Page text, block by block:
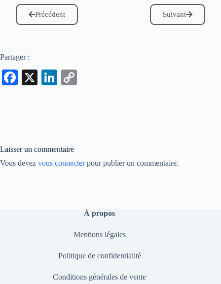
Précédent Suivant
Partager :
Fa
X
Li
Laisser un commentaire
Vous devez vous connecterpour publier un commentaire.
À propos
Mentions légales
Politique de confidentialité
Conditions générales de vente